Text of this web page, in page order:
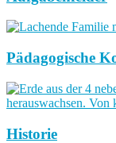
Pädagogische
Historie